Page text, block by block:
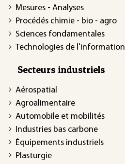
Mesures - Analyses
Procédés chimie - bio - agro
Sciences fondamentales
Technologies de l'information
Secteurs industriels
Aérospatial
Agroalimentaire
Automobile et mobilités
Industries bas carbone
Équipements industriels
Plasturgie